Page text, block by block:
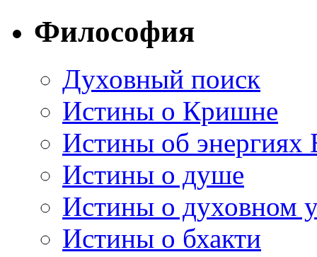
Философия
Духовный поиск
Истины о Кришне
Истины об энергиях
Истины о душе
Истины о духовном
Истины о бхакти